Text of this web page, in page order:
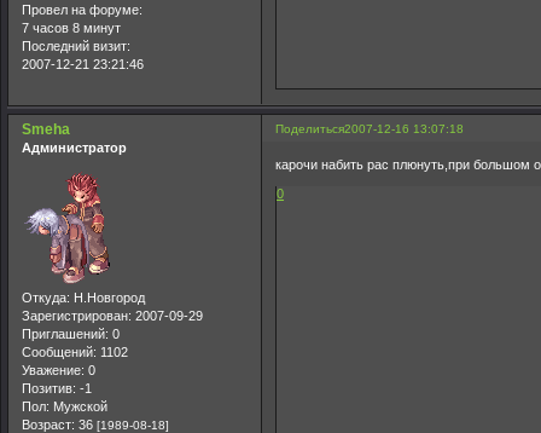
Провел на форуме:
7 часов 8 минут
Последний визит:
2007-12-21 23:21:46
Поделиться2007-12-16 13:07:18
Smeha
Администратор
Откуда: Н.Новгород
Зарегистрирован: 2007-09-29
Приглашений: 0
Сообщений: 1102
Уважение: 0
Позитив: -1
Пол: Мужской
Возраст: 36 [1989-08-18]
карочи набить рас плюнуть,при большом
0